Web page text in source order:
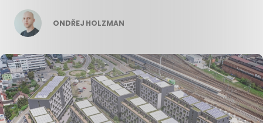
ONDŘEJ HOLZMAN